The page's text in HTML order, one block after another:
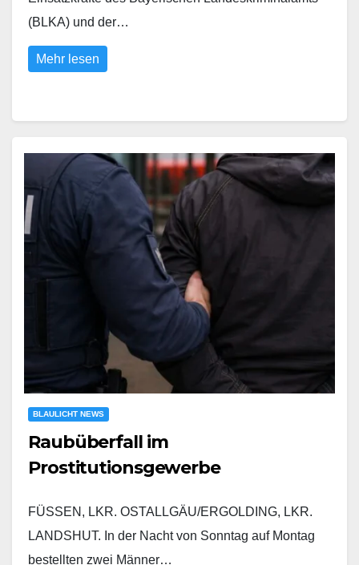
(BLKA) und der…
Mehr lesen
BLAULICHT NEWS
Raubüberfall im
Prostitutionsgewerbe
FÜSSEN, LKR. OSTALLGÄU/ERGOLDING, LKR.
LANDSHUT. In der Nacht von Sonntag auf Montag
bestellten zwei Männer…